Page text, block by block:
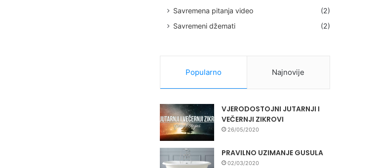
Savremena pitanja video
(2)
Savremeni džemati
(2)
Popularno Najnovije
VJERODOSTOJNI JUTARNJI I
VEČERNJI ZIKROVI
26/05/2020
PRAVILNO UZIMANJE GUSULA
02/03/2020